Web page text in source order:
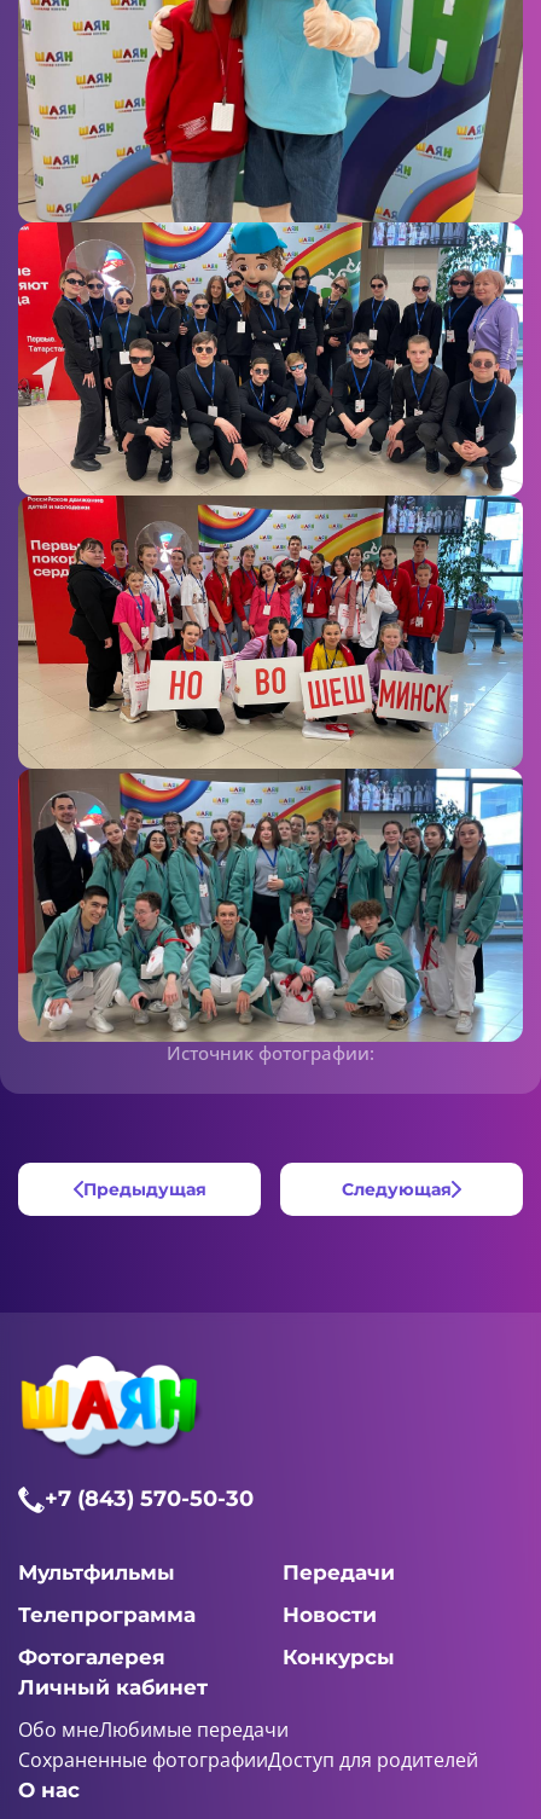
Источник фотографии:
Предыдущая Следующая
+7 (843) 570-50-30
Мультфильмы
Передачи
Телепрограмма
Новости
Фотогалерея
Конкурсы
Личный кабинет
Обо мнеЛюбимые передачи
Сохраненные фотографииДоступ для родителей
О нас